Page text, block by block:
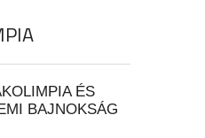
ÉS
BAJNOKSÁG